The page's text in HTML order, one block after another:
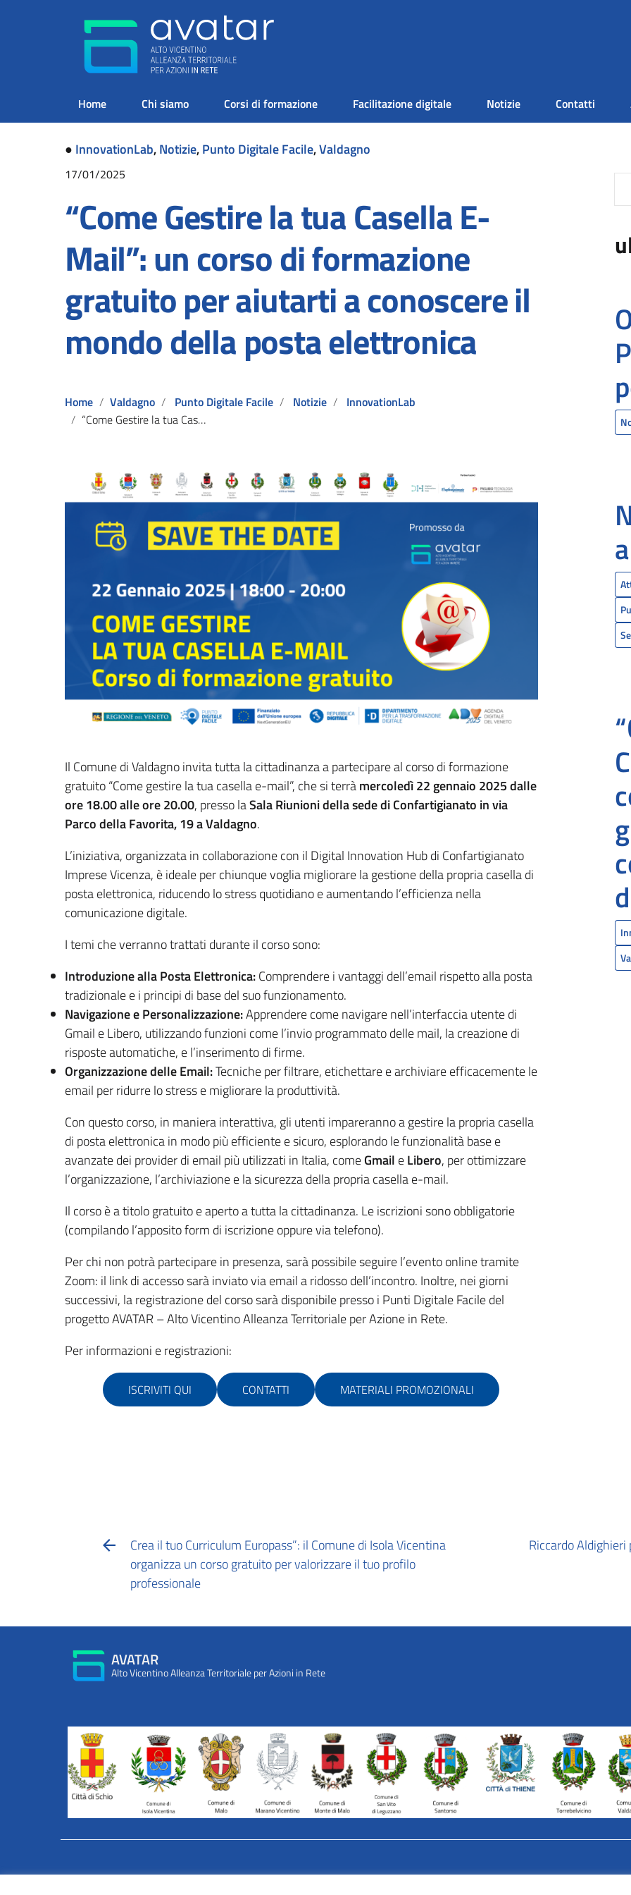
Home Chi siamo Corsi di formazione Facilitazione digitale Notizie Contatti
● InnovationLab,Notizie,Punto Digitale Facile,Valdagno
17/01/2025
“Come Gestire la tua Casella E-
Mail”: un corso di formazione
gratuito per aiutarti a conoscere il
mondo della posta elettronica
Home Valdagno Punto Digitale Facile Notizie
InnovationLab
“Come Gestire la tua Casella E-Mail”: un corso di formazione gratuito per aiutarti a conoscere il mondo della posta elettronica
Il Comune di Valdagno invita tutta la cittadinanza a partecipare al corso di formazione
gratuito “Come gestire la tua casella e-mail”, che si terràmercoledì 22 gennaio 2025 dalle
ore 18.00 alle ore 20.00, presso laSala Riunioni della sede di Confartigianato in via
Parco della Favorita, 19 a Valdagno.
L’iniziativa, organizzata in collaborazione con il Digital Innovation Hub di Confartigianato
Imprese Vicenza, è ideale per chiunque voglia migliorare la gestione della propria casella di
posta elettronica, riducendo lo stress quotidiano e aumentando l’efficienza nella
comunicazione digitale.
I temi che verranno trattati durante il corso sono:
Introduzione alla Posta Elettronica:Comprendere i vantaggi dell’email rispetto alla posta
tradizionale e i principi di base del suo funzionamento.
Navigazione e Personalizzazione:Apprendere come navigare nell’interfaccia utente di
Gmail e Libero, utilizzando funzioni come l’invio programmato delle mail, la creazione di
risposte automatiche, e l’inserimento di firme.
Organizzazione delle Email:Tecniche per filtrare, etichettare e archiviare efficacemente le
email per ridurre lo stress e migliorare la produttività.
Con questo corso, in maniera interattiva, gli utenti impareranno a gestire la propria casella
di posta elettronica in modo più efficiente e sicuro, esplorando le funzionalità base e
avanzate dei provider di email più utilizzati in Italia, comeGmail eLibero, per ottimizzare
l’organizzazione, l’archiviazione e la sicurezza della propria casella e-mail.
Il corso è a titolo gratuito e aperto a tutta la cittadinanza. Le iscrizioni sono obbligatorie
(compilando l’apposito form di iscrizione oppure via telefono).
Per chi non potrà partecipare in presenza, sarà possibile seguire l’evento online tramite
Zoom: il link di accesso sarà inviato via email a ridosso dell’incontro. Inoltre, nei giorni
successivi, la registrazione del corso sarà disponibile presso i Punti Digitale Facile del
progetto AVATAR – Alto Vicentino Alleanza Territoriale per Azione in Rete.
Per informazioni e registrazioni:
ISCRIVITI QUI CONTATTI MATERIALI PROMOZIONALI
Crea il tuo Curriculum Europass”: il Comune di Isola Vicentina
organizza un corso gratuito per valorizzare il tuo profilo
professionale
Riccardo
AVATAR
Alto Vicentino Alleanza Territoriale per Azioni in Rete
AVATAR – Alleanza Territoriale